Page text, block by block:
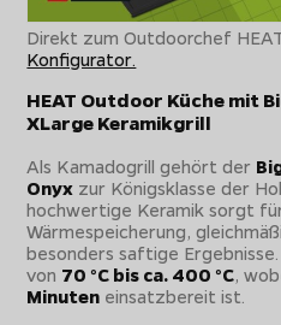
Direkt zum Outdoorchef
Konfigurator.
HEAT Outdoor Küche mit
XLarge Keramikgrill
Als Kamadogrill gehört der
Onyx zur Königsklasse der
hochwertige Keramik sorgt
Wärmespeicherung,
besonders saftige
von 70 °C bis ca. 400 °C,
Minuten einsatzbereit ist.